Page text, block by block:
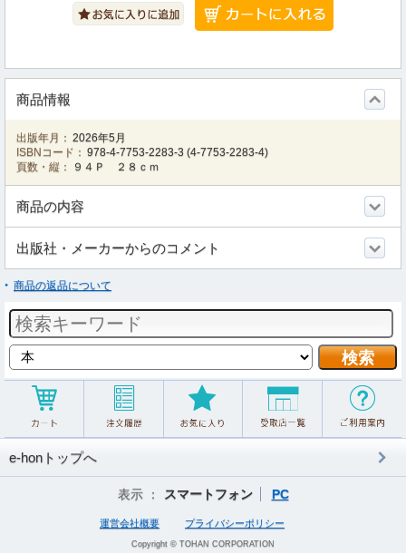
商品情報
出版年月： 2026年5月
ISBNコード： 978-4-7753-2283-3 (4-7753-2283-4)
頁数・縦：
９４Ｐ ２８ｃｍ
商品の内容
出版社・メーカーからのコメント
商品の返品について
e-honトップへ
表示 ： スマートフォン PC
運営会社概要 プライバシーポリシー
Copyright © TOHAN CORPORATION